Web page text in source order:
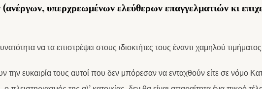
υπερχρεωμένων ελεύθερων επαγγελματιών κι
να τα επιστρέψει στους ιδιοκτήτες τους έναντι χαμηλού
την ευκαιρία τους αυτοί που δεν μπόρεσαν να ενταχθούν είτε σε νόμο